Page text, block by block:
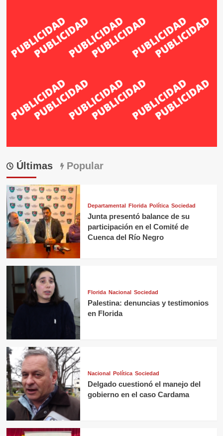
Últimas Popular
Departamental Florida Política Sociedad
Junta presentó balance de su
participación en el Comité de
Cuenca del Río Negro
Florida Nacional Sociedad
Palestina: denuncias y testimonios
en Florida
Nacional Política Sociedad
Delgado cuestionó el manejo del
gobierno en el caso Cardama